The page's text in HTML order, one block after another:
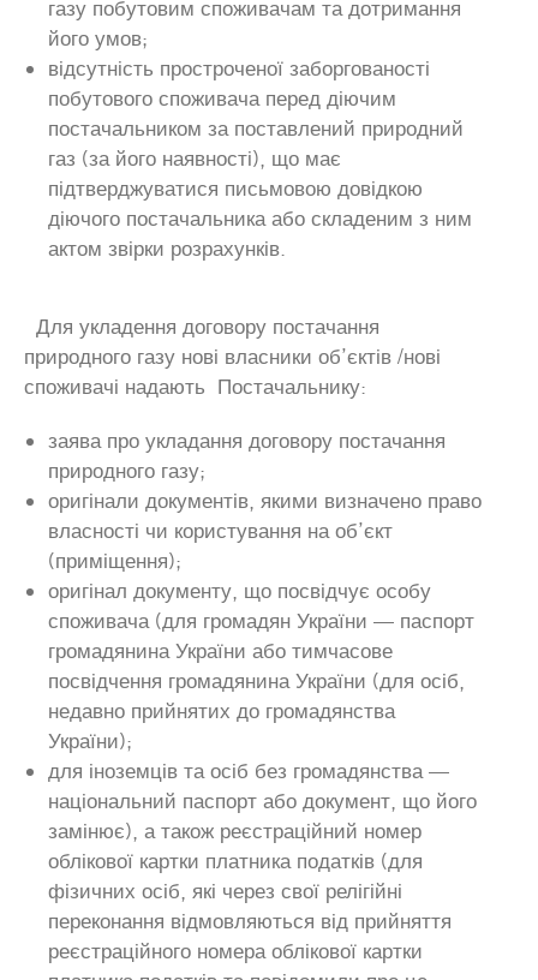
газу побутовим споживачам та дотримання
його умов;
відсутність простроченої заборгованості
побутового споживача перед діючим
постачальником за поставлений природний
газ (за його наявності), що має
підтверджуватися письмовою довідкою
діючого постачальника або складеним з ним
актом звірки розрахунків.
Для укладення договору постачання
природного газу нові власники об’єктів /нові
споживачі надають Постачальнику:
заява про укладання договору постачання
природного газу;
оригінали документів, якими визначено право
власності чи користування на об’єкт
(приміщення);
оригінал документу, що посвідчує особу
споживача (для громадян України — паспорт
громадянина України або тимчасове
посвідчення громадянина України (для осіб,
недавно прийнятих до громадянства
України);
для іноземців та осіб без громадянства —
національний паспорт або документ, що його
замінює), а також реєстраційний номер
облікової картки платника податків (для
фізичних осіб, які через свої релігійні
переконання відмовляються від прийняття
реєстраційного номера облікової картки